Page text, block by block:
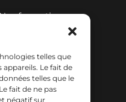
telles que
Le fait de
telles que le
fait de ne pas
négatif sur
formations
Contact